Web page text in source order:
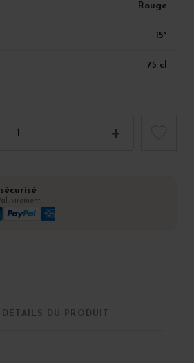
Rouge
15°
75 cl
virement
DÉTAILS DU PRODUIT